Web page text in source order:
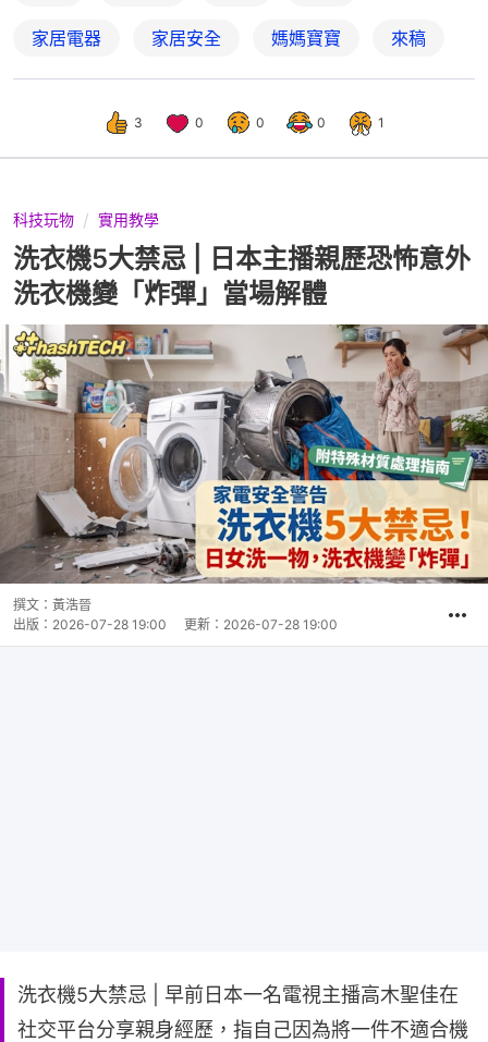
家居電器 家居安全 媽媽寶寶 來稿
3 0 0 0 1
科技玩物 實用教學
洗衣機5大禁忌 | 日本主播親歷恐怖意外
洗衣機變「炸彈」當場解體
撰文： 黃浩晉
出版： 2026-07-28 19:00 更新： 2026-07-28 19:00
洗衣機5大禁忌 | 早前日本一名電視主播高木聖佳在
社交平台分享親身經歷，指自己因為將一件不適合機